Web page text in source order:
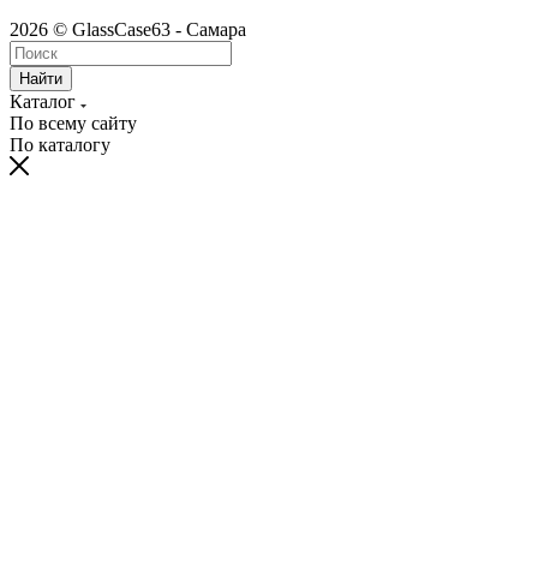
2026 © GlassCase63 - Самара
Найти
Каталог
По всему сайту
По каталогу